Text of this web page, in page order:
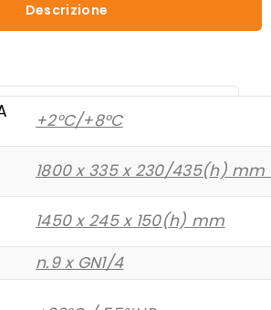
Descrizione
+2°C/+8°C
1800 x 335 x 230/435(h)
1450 x 245 x 150(h) mm
n.9 x GN1/4